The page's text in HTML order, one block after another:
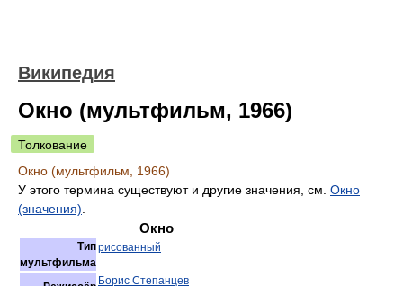
Википедия
Окно (мультфильм, 1966)
Толкование
Окно (мультфильм, 1966)
У этого термина существуют и другие значения, см. Окно
(значения)
Окно
Тип
мультфильма
рисованный
Борис Степанцев